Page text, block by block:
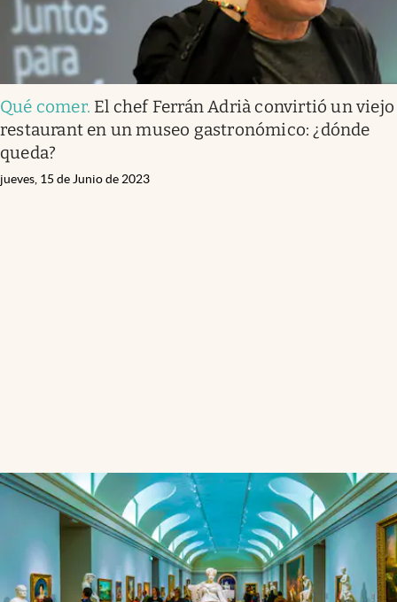
Qué comer. El chef Ferrán Adrià convirtió un viejo
restaurant en un museo gastronómico: ¿dónde
queda?
jueves, 15 de Junio de 2023